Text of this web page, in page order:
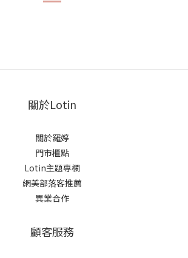
關於Lotin
關於羅婷
門市櫃點
Lotin主題專欄
網美部落客推薦
異業合作
顧客服務